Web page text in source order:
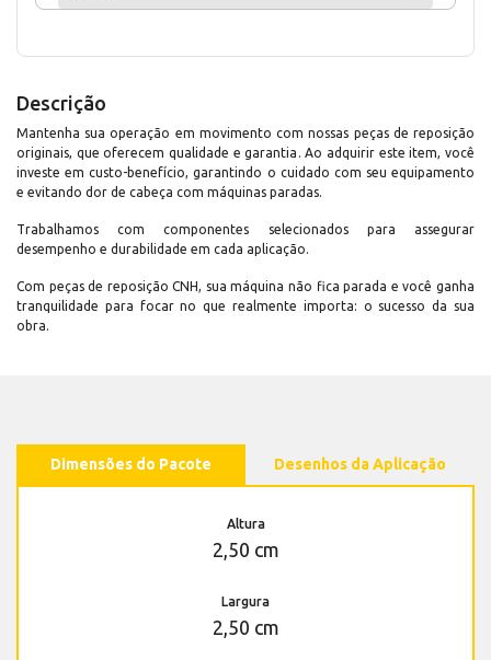
Descrição
Mantenha sua operação em movimento com nossas peças de reposição
originais, que oferecem qualidade e garantia. Ao adquirir este item, você
investe em custo-benefício, garantindo o cuidado com seu equipamento
e evitando dor de cabeça com máquinas paradas.
Trabalhamos com componentes selecionados para assegurar
desempenho e durabilidade em cada aplicação.
Com peças de reposição CNH, sua máquina não fica parada e você ganha
tranquilidade para focar no que realmente importa: o sucesso da sua
obra.
Dimensões do Pacote Desenhos da Aplicação
Altura
2,50 cm
Largura
2,50 cm